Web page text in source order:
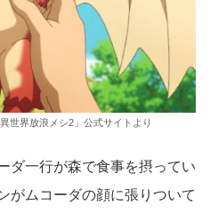
世界放浪メシ2」公式サイトより
ダ一行が森で食事を摂ってい
がムコーダの顔に張りついて